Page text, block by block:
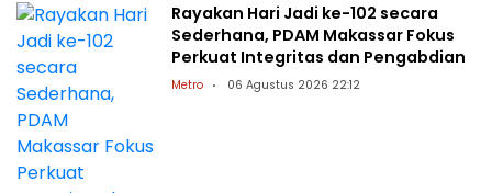
Rayakan Hari Jadi ke-102 secara
Sederhana, PDAM Makassar Fokus
Perkuat Integritas dan Pengabdian
Metro 06 Agustus 2026 22:12